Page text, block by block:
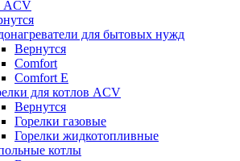
ACV
для бытовых нужд
Вернутся
Comfort
Comfort E
для котлов ACV
Вернутся
Горелки газовые
Горелки жидкотопливные
котлы